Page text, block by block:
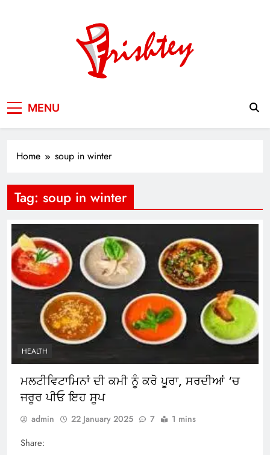
MENU
Home soup in winter
Tag: soup in winter
HEALTH
ਮਲਟੀਵਿਟਾਮਿਨਾਂ ਦੀ ਕਮੀ ਨੂੰ ਕਰੋ ਪੂਰਾ, ਸਰਦੀਆਂ ‘ਚ
ਜਰੂਰ ਪੀਓ ਇਹ ਸੂਪ
admin 22 January 2025 7 1 mins
Share: